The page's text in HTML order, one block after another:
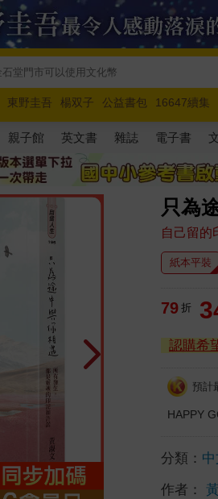
東野圭吾 楊双子 公益書包 16647續集
德賽 路邊攤新作 馬斯克 玩具總動員5
親子館 英文書 雜誌 電子書
只為
自己留的
紙本平裝
79 折
認購希
預計
HAPPY
分類：
作者：